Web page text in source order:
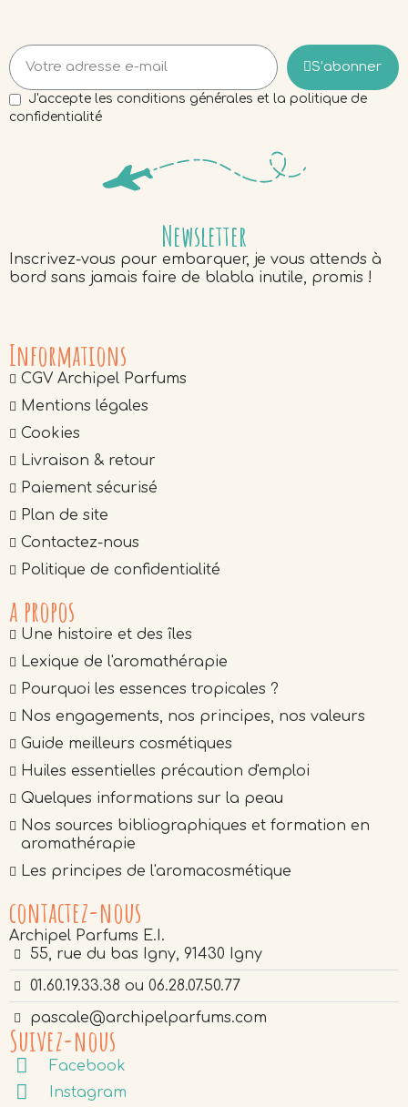
S’abonner
J'accepte les conditions générales et la politique de
confidentialité
Newsletter
Inscrivez-vous pour embarquer, je vous attends à
bord sans jamais faire de blabla inutile, promis !
Informations
CGV Archipel Parfums
Mentions légales
Cookies
Livraison & retour
Paiement sécurisé
Plan de site
Contactez-nous
Politique de confidentialité
a propos
Une histoire et des îles
Lexique de l'aromathérapie
Pourquoi les essences tropicales ?
Nos engagements, nos principes, nos valeurs
Guide meilleurs cosmétiques
Huiles essentielles précaution d'emploi
Quelques informations sur la peau
Nos sources bibliographiques et formation en
aromathérapie
Les principes de l'aromacosmétique
contactez-nous
Archipel Parfums E.I.
55, rue du bas Igny, 91430 Igny
01.60.19.33.38 ou 06.28.07.50.77
pascale@archipelparfums.com
Suivez-nous
Facebook
Instagram